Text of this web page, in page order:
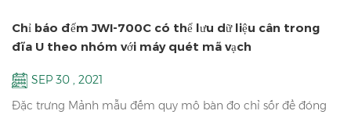
Chỉ báo đếm JWI-700C có thể lưu dữ liệu cân trong
đĩa U theo nhóm với máy quét mã vạch
SEP 30 , 2021
Đặc trưng Mảnh mẫu đếm quy mô bàn đo chỉ sốr để đóng